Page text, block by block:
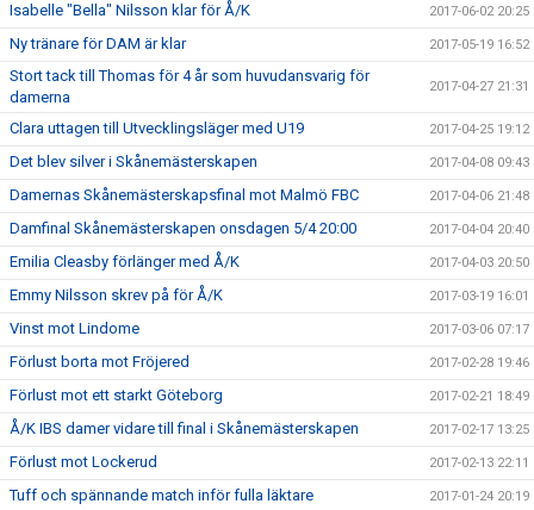
Isabelle "Bella" Nilsson klar för Å/K 2017-06-02 20:25
Ny tränare för DAM är klar 2017-05-19 16:52
Stort tack till Thomas för 4 år som huvudansvarig för
damerna
2017-04-27 21:31
Clara uttagen till Utvecklingsläger med U19 2017-04-25 19:12
Det blev silver i Skånemästerskapen 2017-04-08 09:43
Damernas Skånemästerskapsfinal mot Malmö FBC 2017-04-06 21:48
Damfinal Skånemästerskapen onsdagen 5/4 20:00 2017-04-04 20:40
Emilia Cleasby förlänger med Å/K 2017-04-03 20:50
Emmy Nilsson skrev på för Å/K 2017-03-19 16:01
Vinst mot Lindome 2017-03-06 07:17
Förlust borta mot Fröjered 2017-02-28 19:46
Förlust mot ett starkt Göteborg 2017-02-21 18:49
Å/K IBS damer vidare till final i Skånemästerskapen 2017-02-17 13:25
Förlust mot Lockerud 2017-02-13 22:11
Tuff och spännande match inför fulla läktare 2017-01-24 20:19